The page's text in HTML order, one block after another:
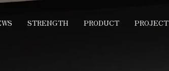
STRENGTH PRODUCT PROJECT